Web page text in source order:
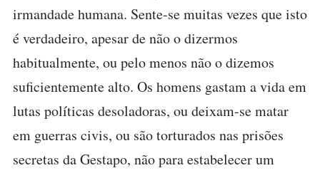
irmandade humana. Sente-se muitas vezes que isto
é verdadeiro, apesar de não o dizermos
habitualmente, ou pelo menos não o dizemos
suficientemente alto. Os homens gastam a vida em
lutas políticas desoladoras, ou deixam-se matar
em guerras civis, ou são torturados nas prisões
secretas da Gestapo, não para estabelecer um